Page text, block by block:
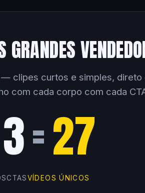
clipes curtos e simples, direto
com cada corpo com cada
3=27
CTASVÍDEOS ÚNICOS